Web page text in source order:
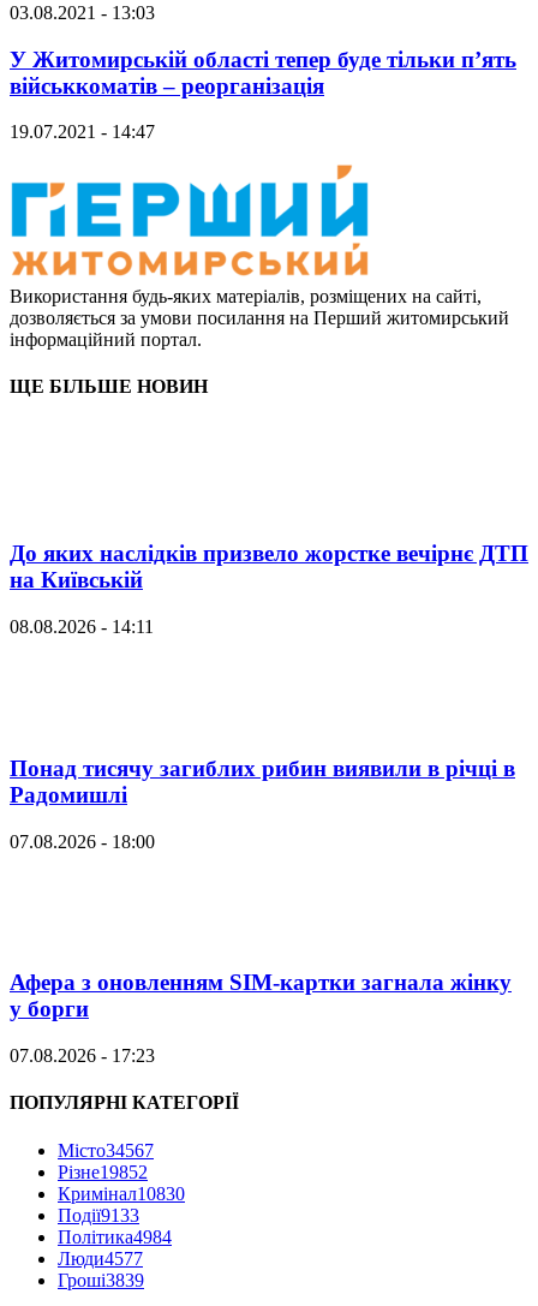
03.08.2021 - 13:03
У Житомирській області тепер буде тільки п’ять
військкоматів – реорганізація
19.07.2021 - 14:47
Використання будь-яких матеріалів, розміщених на сайті,
дозволяється за умови посилання на Перший житомирський
інформаційний портал.
ЩЕ БІЛЬШЕ НОВИН
До яких наслідків призвело жорстке вечірнє ДТП
на Київській
08.08.2026 - 14:11
Понад тисячу загиблих рибин виявили в річці в
Радомишлі
07.08.2026 - 18:00
Афера з оновленням SIM-картки загнала жінку
у борги
07.08.2026 - 17:23
ПОПУЛЯРНІ КАТЕГОРІЇ
Місто34567
Різне19852
Кримінал10830
Події9133
Політика4984
Люди4577
Гроші3839